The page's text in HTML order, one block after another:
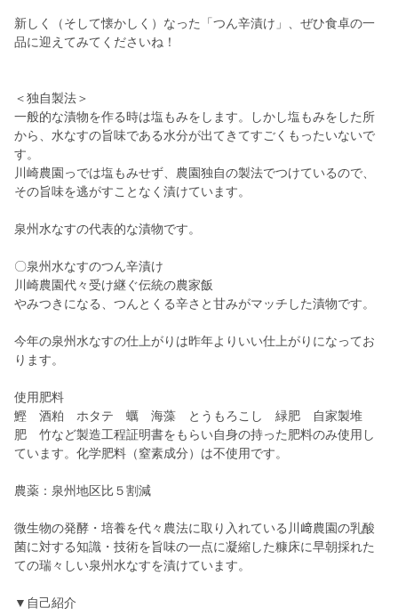
新しく（そして懐かしく）なった「つん辛漬け」、ぜひ食卓の一
品に迎えてみてくださいね！
＜独自製法＞
一般的な漬物を作る時は塩もみをします。しかし塩もみをした所
から、水なすの旨味である水分が出てきてすごくもったいないで
す。
川崎農園っでは塩もみせず、農園独自の製法でつけているので、
その旨味を逃がすことなく漬けています。
泉州水なすの代表的な漬物です。
〇泉州水なすのつん辛漬け
川崎農園代々受け継ぐ伝統の農家飯
やみつきになる、つんとくる辛さと甘みがマッチした漬物です。
今年の泉州水なすの仕上がりは昨年よりいい仕上がりになってお
ります。
使用肥料
鰹 酒粕 ホタテ 蠣 海藻 とうもろこし 緑肥 自家製堆
肥 竹など製造工程証明書をもらい自身の持った肥料のみ使用し
ています。化学肥料（窒素成分）は不使用です。
農薬：泉州地区比５割減
微生物の発酵・培養を代々農法に取り入れている川﨑農園の乳酸
菌に対する知識・技術を旨味の一点に凝縮した糠床に早朝採れた
ての瑞々しい泉州水なすを漬けています。
▼自己紹介